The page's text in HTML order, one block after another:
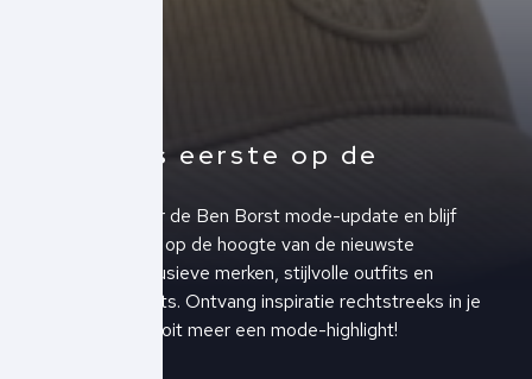
Altijd als eerste op de
Schrijf je in voor de Ben Borst mode-update en blijf
altijd als eerste op de hoogte van de nieuwste
collecties, exclusieve merken, stijlvolle outfits en
upcoming events. Ontvang inspiratie rechtstreeks in je
inbox en mis nooit meer een mode-highlight!